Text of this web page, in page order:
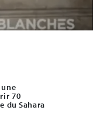
70
du Sahara